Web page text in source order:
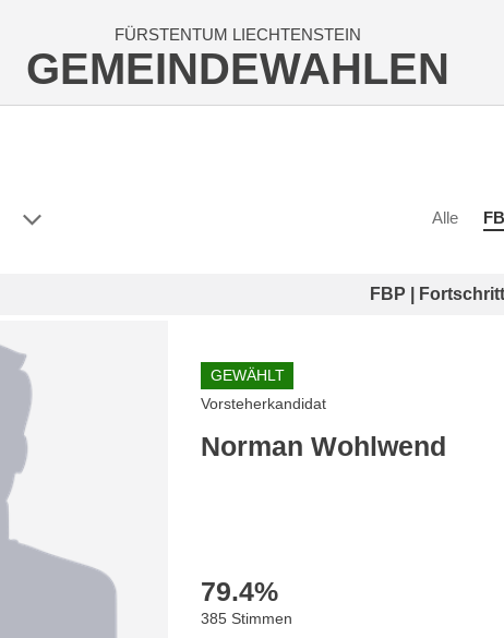
FÜRSTENTUM LIECHTENSTEIN
GEMEINDEWAHLEN
Alle
FBP |
GEWÄHLT
Vorsteherkandidat
Norman Wohlwend
79.4%
385 Stimmen